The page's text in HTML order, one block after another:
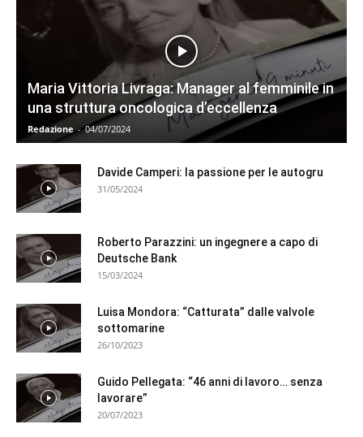
Maria Vittoria Livraga: Manager al femminile in
una struttura oncologica d’eccellenza
Redazione - 04/07/2024
Davide Camperi: la passione per le autogru
31/05/2024
Roberto Parazzini: un ingegnere a capo di
Deutsche Bank
15/03/2024
Luisa Mondora: “Catturata” dalle valvole
sottomarine
26/10/2023
Guido Pellegata: “46 anni di lavoro… senza
lavorare”
20/07/2023